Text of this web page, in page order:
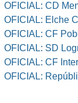
OFICIAL: CD
OFICIAL: Elche
OFICIAL: CF
OFICIAL: SD
OFICIAL: CF
OFICIAL: República